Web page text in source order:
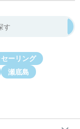
ーリング
瀬底島